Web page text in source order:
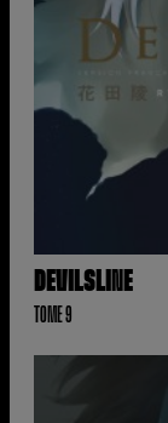
DEVILSLINE
TOME 9